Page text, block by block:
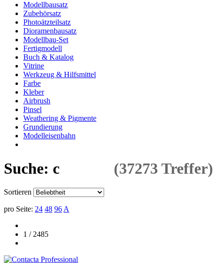
Modellbausatz
Zubehörsatz
Photoätzteilsatz
Dioramenbausatz
Modellbau-Set
Fertigmodell
Buch & Katalog
Vitrine
Werkzeug & Hilfsmittel
Farbe
Kleber
Airbrush
Pinsel
Weathering & Pigmente
Grundierung
Modelleisenbahn
Suche: c (37273 Treffer)
Sortieren
pro Seite: 24 48 96 A
1 / 2485